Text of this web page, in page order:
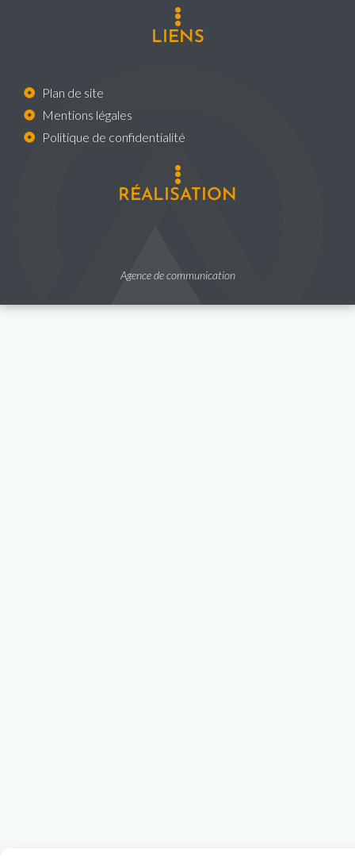
LIENS
Plan de site
Mentions légales
Politique de confidentialité
RÉALISATION
Agence de communication